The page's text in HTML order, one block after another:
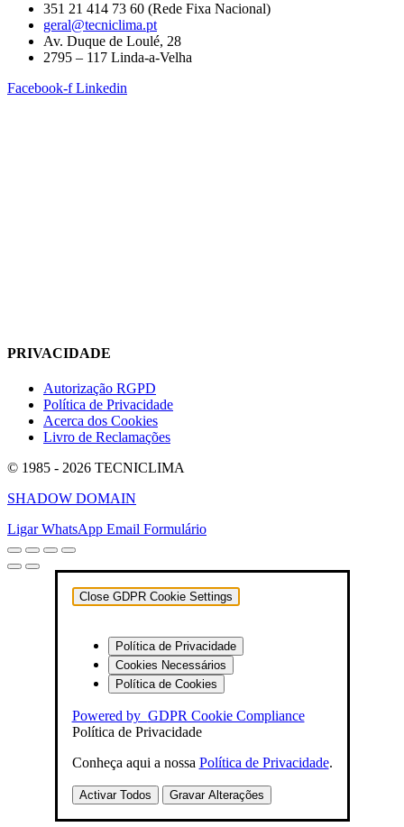
351 21 414 73 60 (Rede Fixa Nacional)
geral@tecniclima.pt
Av. Duque de Loulé, 28
2795 – 117 Linda-a-Velha
Facebook-f Linkedin
PRIVACIDADE
Autorização RGPD
Política de Privacidade
Acerca dos Cookies
Livro de Reclamações
© 1985 - 2026 TECNICLIMA
SHADOW DOMAIN
Ligar WhatsApp Email Formulário
Close GDPR Cookie Settings
Política de Privacidade
Cookies Necessários
Política de Cookies
Powered by GDPR Cookie Compliance
Política de Privacidade
Conheça aqui a nossa Política de Privacidade.
Activar Todos Gravar Alterações